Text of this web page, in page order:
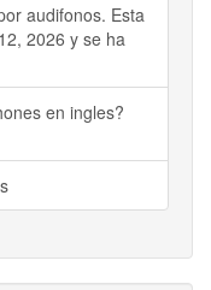
audifonos. Esta
2026 y se ha
en ingles?